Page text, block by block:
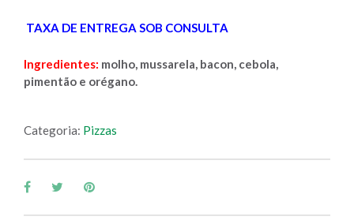
TAXA DE ENTREGA SOB CONSULTA
Ingredientes: molho, mussarela, bacon, cebola,
pimentão e orégano.
Categoria: Pizzas